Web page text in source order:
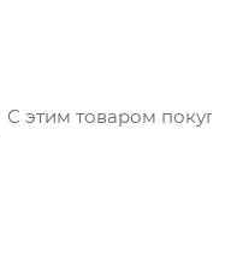
С этим товаром